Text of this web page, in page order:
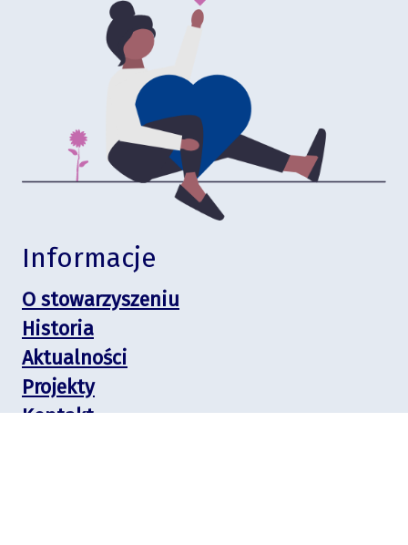
Informacje
O stowarzyszeniu
Historia
Aktualności
Projekty
Kontakt